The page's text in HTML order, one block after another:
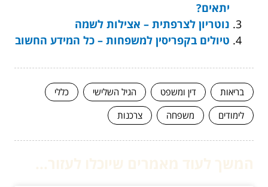
יתאים?
נוטריון לצרפתית – אצילות לשמה
טיולים בקפריסין למשפחות – כל המידע החשוב
בריאות דין ומשפט הגיל השלישי
כללי
לימודים
משפחה צרכנות